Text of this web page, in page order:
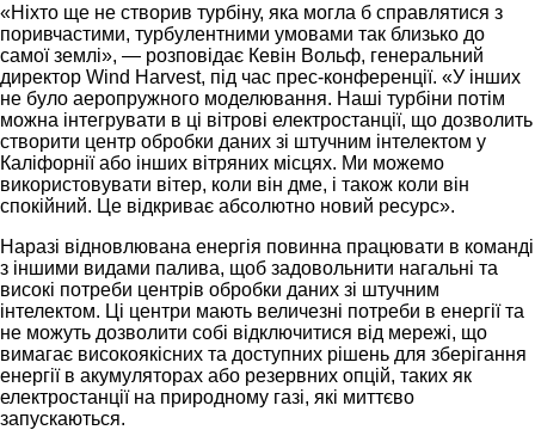
«Ніхто ще не створив турбіну, яка могла б справлятися з
поривчастими, турбулентними умовами так близько до
самої землі», — розповідає Кевін Вольф, генеральний
директор Wind Harvest, під час прес-конференції. «У інших
не було аеропружного моделювання. Наші турбіни потім
можна інтегрувати в ці вітрові електростанції, що дозволить
створити центр обробки даних зі штучним інтелектом у
Каліфорнії або інших вітряних місцях. Ми можемо
використовувати вітер, коли він дме, і також коли він
спокійний. Це відкриває абсолютно новий ресурс».
Наразі відновлювана енергія повинна працювати в команді
з іншими видами палива, щоб задовольнити нагальні та
високі потреби центрів обробки даних зі штучним
інтелектом. Ці центри мають величезні потреби в енергії та
не можуть дозволити собі відключитися від мережі, що
вимагає високоякісних та доступних рішень для зберігання
енергії в акумуляторах або резервних опцій, таких як
електростанції на природному газі, які миттєво
запускаються.